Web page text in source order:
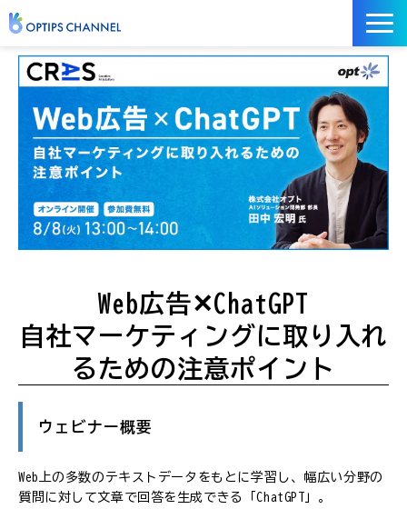
イベント
サービス／ツール
Web広告✕ChatGPT
自社マーケティングに取り入れ
るための注意ポイント
ウェビナー概要
Web上の多数のテキストデータをもとに学習し、幅広い分野の
質問に対して文章で回答を生成できる「ChatGPT」。